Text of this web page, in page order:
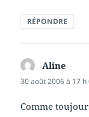
RÉPONDRE
Aline
30 août 2006 à 17 h
Comme